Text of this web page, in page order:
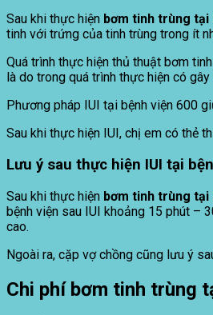
Sau khi thực hiện bơm tinh trùng tại
tinh với trứng của tinh trùng trong ít
Quá trình thực hiện thủ thuật bơm
là do trong quá trình thực hiện có
Phương pháp IUI tại bệnh viện 600
Sau khi thực hiện IUI, chị em có thẻ
Lưu ý sau thực hiện IUI tại
Sau khi thực hiện bơm tinh trùng tại
bệnh viện sau IUI khoảng 15 phút –
cao.
Ngoài ra, cặp vợ chồng cũng lưu ý
Chi phí bơm tinh trùng